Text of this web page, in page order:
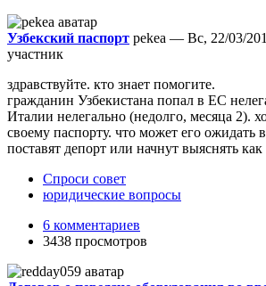
Узбекский паспорт pekea — Вс, 22/03/
участник
здравствуйте. кто знает помогите.
гражданин Узбекистана попал в ЕС
Италии нелегально (недолго, месяца 2).
своему паспорту. что может его ожидать
поставят депорт или начнут выяснять
Спроси совет
юридические вопросы
6 комментариев
3438 просмотров